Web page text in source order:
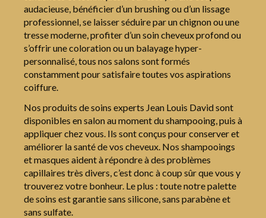
audacieuse, bénéficier d’un brushing ou d’un lissage
professionnel, se laisser séduire par un chignon ou une
tresse moderne, profiter d’un soin cheveux profond ou
s’offrir une coloration ou un balayage hyper-
personnalisé, tous nos salons sont formés
constamment pour satisfaire toutes vos aspirations
coiffure.
Nos produits de soins experts Jean Louis David sont
disponibles en salon au moment du shampooing, puis à
appliquer chez vous. Ils sont conçus pour conserver et
améliorer la santé de vos cheveux. Nos shampooings
et masques aident à répondre à des problèmes
capillaires très divers, c’est donc à coup sûr que vous y
trouverez votre bonheur. Le plus : toute notre palette
de soins est garantie sans silicone, sans parabène et
sans sulfate.